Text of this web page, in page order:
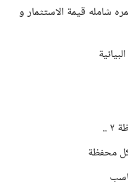
شامله قيمة الاستثمار و
محفظة